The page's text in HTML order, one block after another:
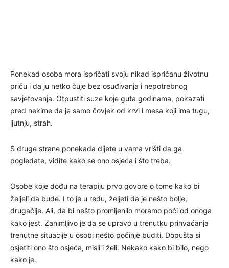
Ponekad osoba mora ispričati svoju nikad ispričanu životnu
priču i da ju netko čuje bez osuđivanja i nepotrebnog
savjetovanja. Otpustiti suze koje guta godinama, pokazati
pred nekime da je samo čovjek od krvi i mesa koji ima tugu,
ljutnju, strah.
S druge strane ponekada dijete u vama vrišti da ga
pogledate, vidite kako se ono osjeća i što treba.
Osobe koje dođu na terapiju prvo govore o tome kako bi
željeli da bude. I to je u redu, željeti da je nešto bolje,
drugačije. Ali, da bi nešto promijenilo moramo poći od onoga
kako jest. Zanimljivo je da se upravo u trenutku prihvaćanja
trenutne situacije u osobi nešto počinje buditi. Dopušta si
osjetiti ono što osjeća, misli i želi. Nekako kako bi bilo, nego
kako je.